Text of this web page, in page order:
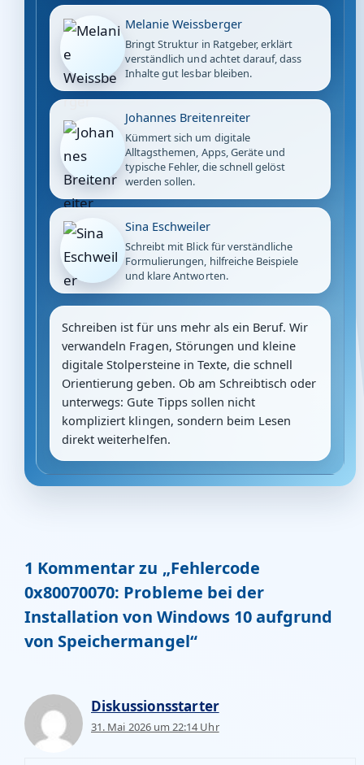
Melanie Weissberger
Bringt Struktur in Ratgeber, erklärt
verständlich und achtet darauf, dass
Inhalte gut lesbar bleiben.
Johannes Breitenreiter
Kümmert sich um digitale
Alltagsthemen, Apps, Geräte und
typische Fehler, die schnell gelöst
werden sollen.
Sina Eschweiler
Schreibt mit Blick für verständliche
Formulierungen, hilfreiche Beispiele
und klare Antworten.
Schreiben ist für uns mehr als ein Beruf. Wir
verwandeln Fragen, Störungen und kleine
digitale Stolpersteine in Texte, die schnell
Orientierung geben. Ob am Schreibtisch oder
unterwegs: Gute Tipps sollen nicht
kompliziert klingen, sondern beim Lesen
direkt weiterhelfen.
1 Kommentar zu „Fehlercode
0x80070070: Probleme bei der
Installation von Windows 10 aufgrund
von Speichermangel“
Diskussionsstarter
31. Mai 2026 um 22:14 Uhr